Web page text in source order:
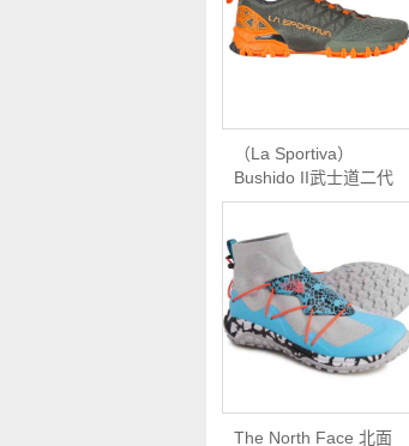
（La Sportiva）
Bushido II武士道二代
越野跑鞋【Men】
The North Face 北面